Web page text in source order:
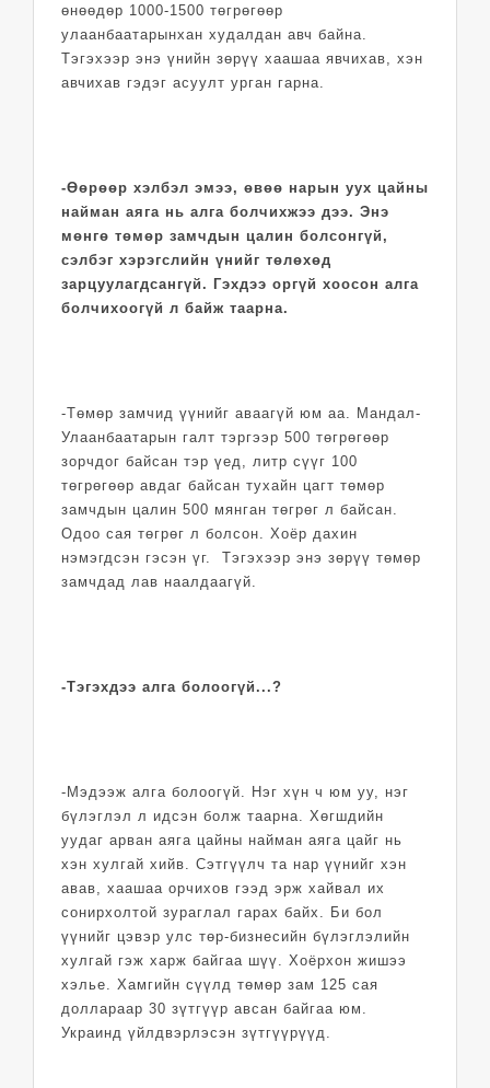
өнөөдөр 1000-1500 төгрөгөөр
улаанбаатарынхан худалдан авч байна.
Тэгэхээр энэ үнийн зөрүү хаашаа явчихав, хэн
авчихав гэдэг асуулт урган гарна.
-Өөрөөр хэлбэл эмээ, өвөө нарын уух цайны
найман аяга нь алга болчихжээ дээ. Энэ
мөнгө төмөр замчдын цалин болсонгүй,
сэлбэг хэрэгслийн үнийг төлөхөд
зарцуулагдсангүй. Гэхдээ оргүй хоосон алга
болчихоогүй л байж таарна.
-Төмөр замчид үүнийг аваагүй юм аа. Мандал-
Улаанбаатарын галт тэргээр 500 төгрөгөөр
зорчдог байсан тэр үед, литр сүүг 100
төгрөгөөр авдаг байсан тухайн цагт төмөр
замчдын цалин 500 мянган төгрөг л байсан.
Одоо сая төгрөг л болсон. Хоёр дахин
нэмэгдсэн гэсэн үг. Тэгэхээр энэ зөрүү төмөр
замчдад лав наалдаагүй.
-Тэгэхдээ алга болоогүй...?
-Мэдээж алга болоогүй. Нэг хүн ч юм уу, нэг
бүлэглэл л идсэн болж таарна. Хөгшдийн
уудаг арван аяга цайны найман аяга цайг нь
хэн хулгай хийв. Сэтгүүлч та нар үүнийг хэн
авав, хаашаа орчихов гээд эрж хайвал их
сонирхолтой зураглал гарах байх. Би бол
үүнийг цэвэр улс төр-бизнесийн бүлэглэлийн
хулгай гэж харж байгаа шүү. Хоёрхон жишээ
хэлье. Хамгийн сүүлд төмөр зам 125 сая
доллараар 30 зүтгүүр авсан байгаа юм.
Украинд үйлдвэрлэсэн зүтгүүрүүд.